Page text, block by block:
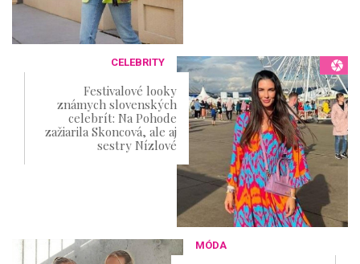
CELEBRITY
Festivalové looky
známych slovenských
celebrít: Na Pohode
zažiarila Skoncová, ale aj
sestry Nízlové
MÓDA